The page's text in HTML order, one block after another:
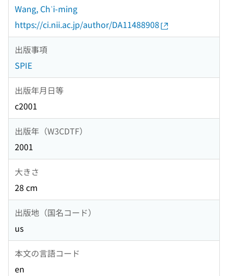
Wang, Chʿi-ming
https://ci.nii.ac.jp/author/DA11488908
出版事項
SPIE
出版年月日等
c2001
出版年（W3CDTF）
2001
大きさ
28 cm
出版地（国名コード）
us
本文の言語コード
en